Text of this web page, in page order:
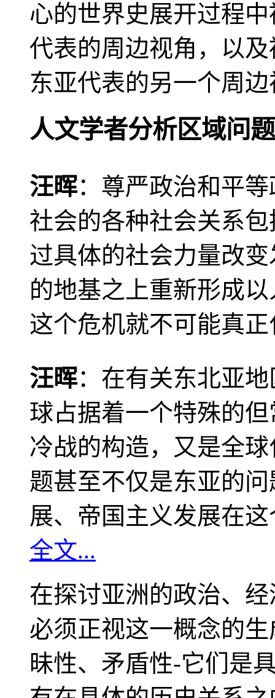
心的世界史展开过程
代表的周边视角，以
东亚代表的另一个周
人文学者分析区域问题
汪晖：尊严政治和平
社会的各种社会关系
过具体的社会力量改
的地基之上重新形成
这个危机就不可能真
汪晖：在有关东北亚
球占据着一个特殊的
冷战的构造，又是全
题甚至不仅是东亚的
展、帝国主义发展在
全文...
在探讨亚洲的政治、
必须正视这一概念的
昧性、矛盾性-它们是